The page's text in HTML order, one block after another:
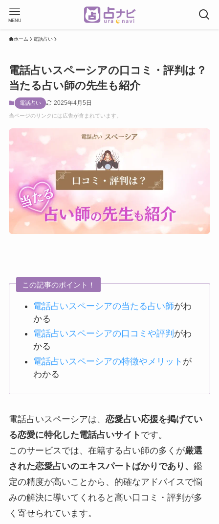
MENU
ホーム 電話占い
電話占いスペーシアの口コミ・評判は？
当たる占い師の先生も紹介
電話占い 2025年4月5日
当ページのリンクには広告が含まれています。
この記事のポイント！
電話占いスペーシアの当たる占い師がわ
かる
電話占いスペーシアの口コミや評判 がわ
かる
電話占いスペーシアの特徴やメリット が
わかる
電話占いスペーシアは、 恋愛占い応援を掲げてい
る恋愛に特化した電話占いサイト です。
このサービスでは、在籍する占い師の多くが厳選
された恋愛占いのエキスパートばかりであり、 鑑
定の精度が高いことから、的確なアドバイスで悩
みの解決に導いてくれると高い口コミ・評判が多
く寄せられています。